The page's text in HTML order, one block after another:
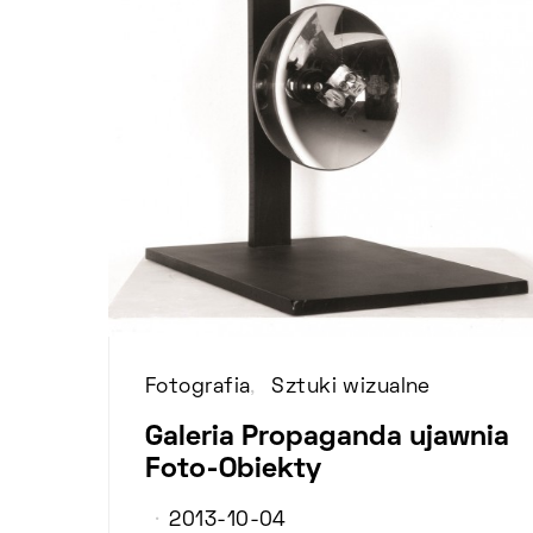
Fotografia Sztuki wizualne
Galeria Propaganda ujawnia
Foto-Obiekty
2013-10-04